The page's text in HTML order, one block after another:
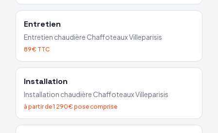
Entretien
Entretien chaudière ChaffoteauxVilleparisis
89€ TTC
Installation
Installation chaudière ChaffoteauxVilleparisis
à partir de 1 290€ pose comprise